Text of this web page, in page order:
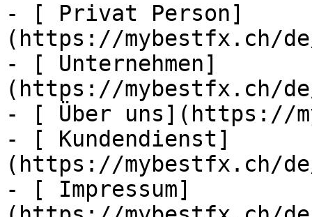
- [ Privat Person]
(https://mybestfx.ch/
- [ Unternehmen]
(https://mybestfx.ch/
- [ Über uns](https://
- [ Kundendienst]
(https://mybestfx.ch/
- [ Impressum]